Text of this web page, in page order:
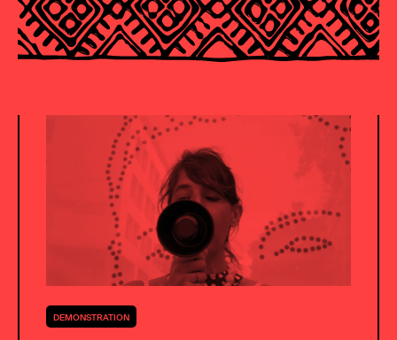
DEMONSTRATION